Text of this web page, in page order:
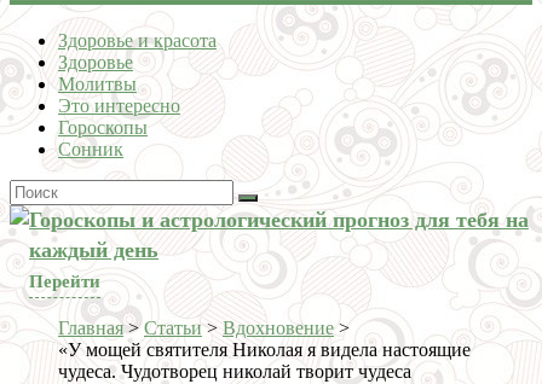
Здоровье и красота
Здоровье
Молитвы
Это интересно
Гороскопы
Сонник
Гороскопы и астрологический прогноз для тебя на
каждый день
Перейти
Главная>Статьи> Вдохновение >
«У мощей святителя Николая я видела настоящие
чудеса. Чудотворец николай творит чудеса